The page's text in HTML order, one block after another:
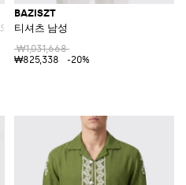
이드 레그 코튼 팬츠
BAZISZT
티셔츠 남성
₩1,031,668
₩825,338
-20%